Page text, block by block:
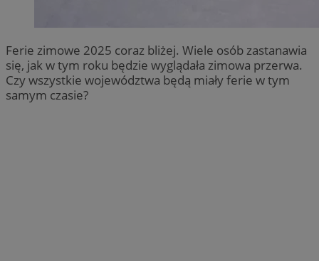
Ferie zimowe 2025 coraz bliżej. Wiele osób zastanawia
się, jak w tym roku będzie wyglądała zimowa przerwa.
Czy wszystkie województwa będą miały ferie w tym
samym czasie?